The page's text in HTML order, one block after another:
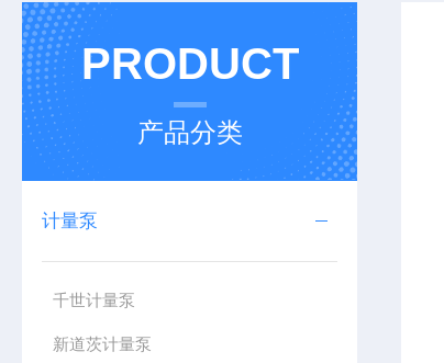
PRODUCT
产品分类
计量泵
千世计量泵
新道茨计量泵